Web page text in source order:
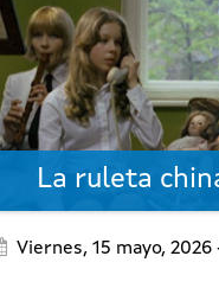
La ruleta
Viernes, 15 mayo, 2026